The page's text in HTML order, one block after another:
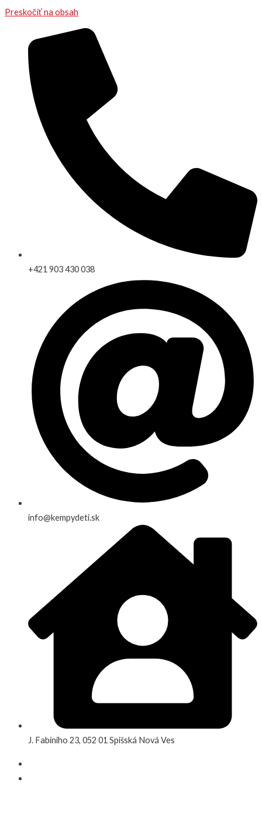
Preskočiť na obsah
+421 903 430 038
info@kempydeti.sk
J. Fabíniho 23, 052 01 Spišská Nová Ves